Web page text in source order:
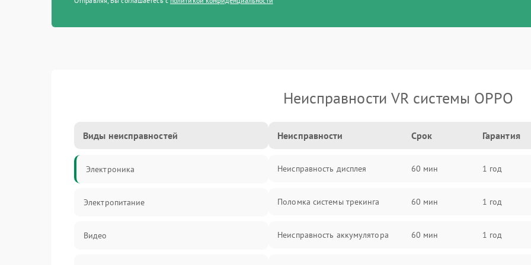
Неисправности VR системы OPPO
Виды неисправностей
Электроника
Электропитание
Видео
Неисправности Срок Гарантия
Неисправность дисплея 60 мин 1 год
Поломка системы трекинга 60 мин 1 год
Неисправность аккумулятора 60 мин 1 год